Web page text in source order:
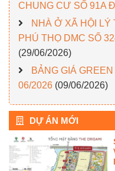
CHUNG CƯ SỐ 91A
NHÀ Ở XÃ HỘI
PHÚ THỌ DMC SỐ
(29/06/2026)
BẢNG GIÁ
06/2026 (09/06/2026)
DỰ ÁN MỚI